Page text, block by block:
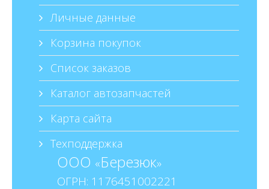
Личные данные
Корзина покупок
Список заказов
Каталог автозапчастей
Карта сайта
Техподдержка
ООО «Березюк»
ОГРН: 1176451002221